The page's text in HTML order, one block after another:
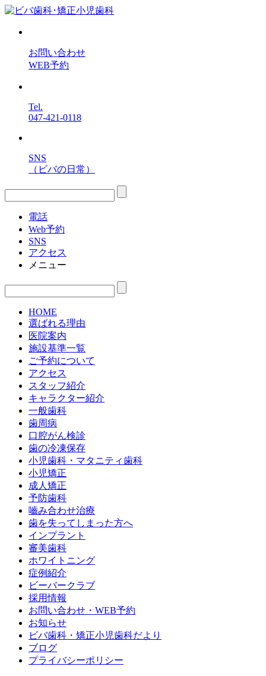
お問い合わせ
WEB予約
Tel.
047-421-0118
SNS
（ビバの日常）
電話
Web予約
SNS
アクセス
メニュー
HOME
選ばれる理由
医院案内
施設基準一覧
ご予約について
アクセス
スタッフ紹介
キャラクター紹介
一般歯科
歯周病
口腔がん検診
歯の冷凍保存
小児歯科・マタニティ歯科
小児矯正
成人矯正
予防歯科
嚙み合わせ治療
歯を失ってしまった方へ
インプラント
審美歯科
ホワイトニング
症例紹介
ビーバークラブ
採用情報
お問い合わせ・WEB予約
お知らせ
ビバ歯科・矯正小児歯科だより
ブログ
プライバシーポリシー